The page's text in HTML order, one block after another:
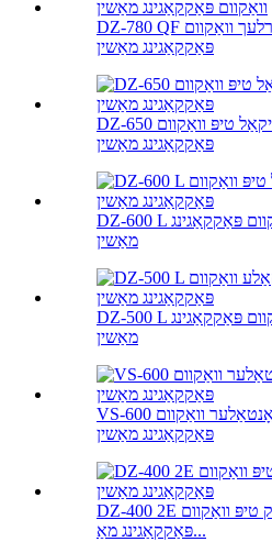
DZ-780 QF אויטאָמאַטיש קאָנטינויִערלעך וואַקוום
פּאַקקאַגינג מאַשין
DZ-650 ל עמער ווערטיקאַל טיפּ וואַקוום
פּאַקקאַגינג מאַשין
DZ-600 L מיטל ווערטיקאַל טיפּ וואַקוום פּאַקקאַגינג
מאַשין
DZ-500 L קליינע ווערטיקאַלע וואַקוום פּאַקקאַגינג
מאַשין
VS-600 עקסטערנער האָריזאָנטאַלער וואַקוום
פּאַקקאַגינג מאַשין
DZ-400 2E טאָפּל סיל שטאָק טיפּ וואַקוום
פּאַקקאַגינג מאַ...